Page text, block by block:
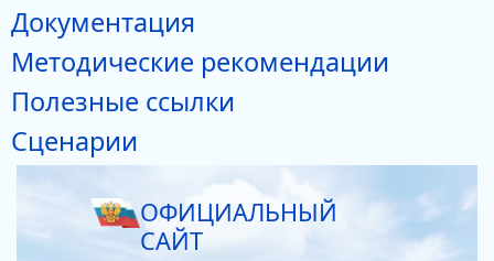
Документация
Методические рекомендации
Полезные ссылки
Сценарии
ОФИЦИАЛЬНЫЙ
САЙТ